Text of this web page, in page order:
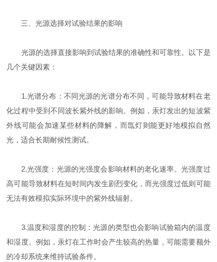
三、光源选择对试验结果的影响
光源的选择直接影响到试验结果的准确性和可靠性。以下是
几个关键因素：
1.光谱分布：不同光源的光谱分布不同，可能导致材料在老
化过程中受到不同波长紫外线的影响。例如，汞灯发出的短波紫
外线可能会加速某些材料的降解，而氙灯则能更好地模拟自然
光，适合长期耐候性测试。
2.光强度：光源的光强度会影响材料的老化速率。光强度过
高可能导致材料在短时间内发生剧烈变化，而光强度过低则可能
无法有效模拟实际环境中的紫外线辐射。
3.温度和湿度的控制：光源的类型也会影响试验箱内的温度
和湿度。例如，汞灯在工作时会产生较高的热量，可能需要额外
的冷却系统来维持试验条件。